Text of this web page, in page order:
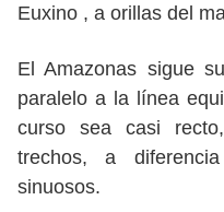
Euxino , a orillas del
El Amazonas sigue
paralelo a la línea
curso sea casi
trechos, a
sinuosos.